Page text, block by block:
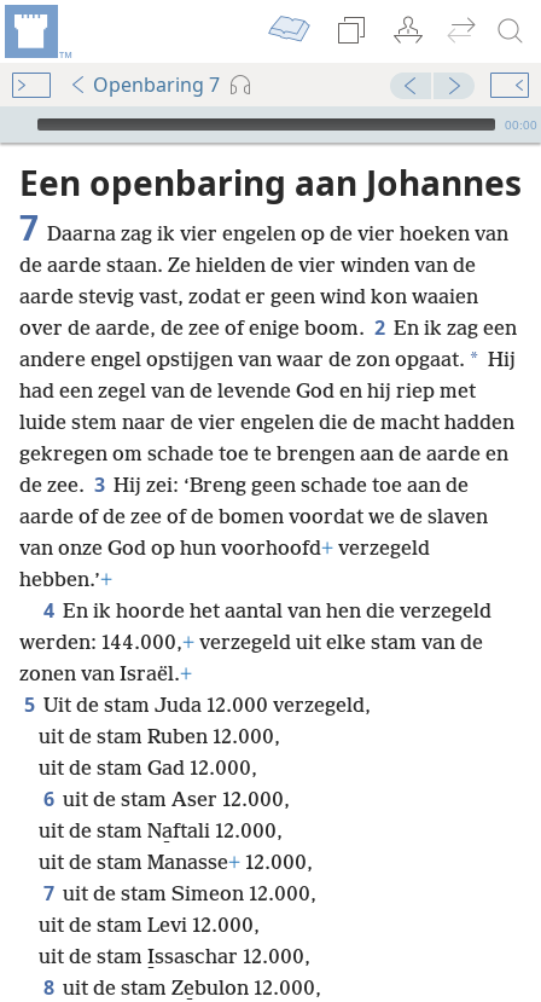
Openbaring 7
Audio Player
00:00
Een openbaring aan Johannes
7 Daarna zag ik vier engelen op de vier hoeken van
de aarde staan. Ze hielden de vier winden van de
aarde stevig vast, zodat er geen wind kon waaien
over de aarde, de zee of enige boom. 2 En ik zag een
andere engel opstijgen van waar de zon opgaat. * Hij
had een zegel van de levende God en hij riep met
luide stem naar de vier engelen die de macht hadden
gekregen om schade toe te brengen aan de aarde en
de zee. 3 Hij zei: ‘Breng geen schade toe aan de
aarde of de zee of de bomen voordat we de slaven
van onze God op hun voorhoofd+ verzegeld
hebben.’+
4 En ik hoorde het aantal van hen die verzegeld
werden: 144.000,+ verzegeld uit elke stam van de
zonen van Israël.+
5 Uit de stam Juda 12.000 verzegeld,
uit de stam Ruben 12.000,
uit de stam Gad 12.000,
6 uit de stam Aser 12.000,
uit de stam Na̱ftali 12.000,
uit de stam Manasse+ 12.000,
7 uit de stam Simeon 12.000,
uit de stam Levi 12.000,
uit de stam I̱ssaschar 12.000,
8 uit de stam Ze̱bulon 12.000,